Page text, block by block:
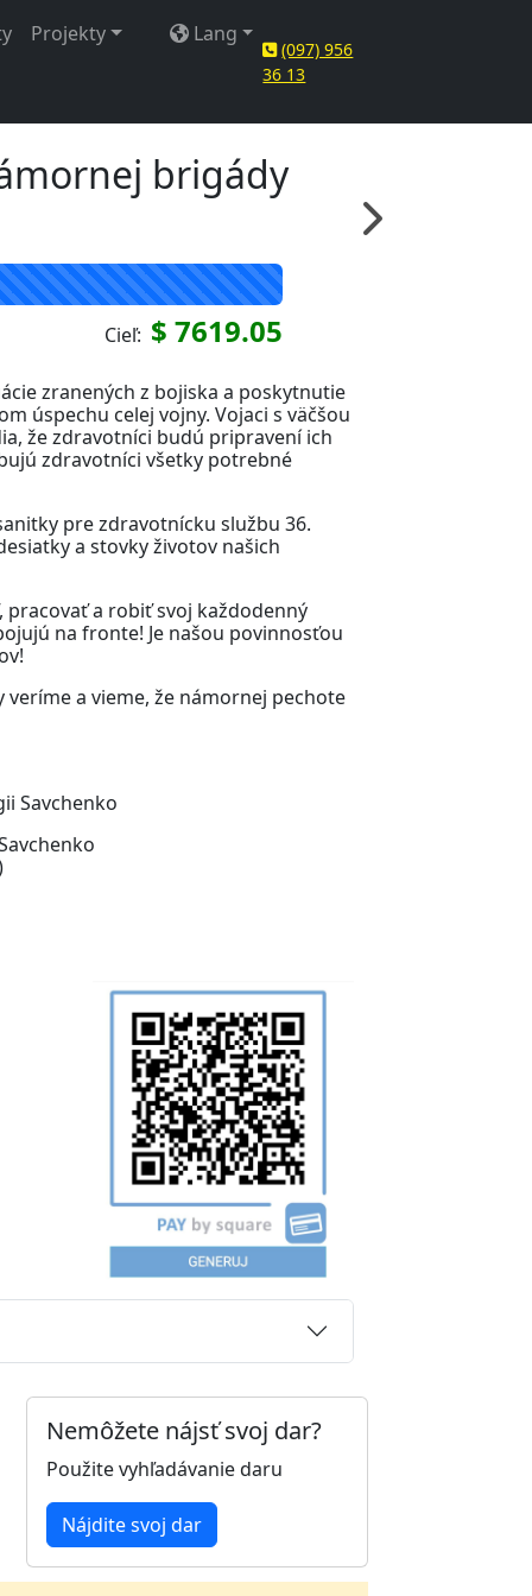
Projekty Lang
(097) 956
36 13
brigády
Cieľ: $ 7619.05
zranených z bojiska a poskytnutie
úspechu celej vojny. Vojaci s väčšou
že zdravotníci budú pripravení ich
zdravotníci všetky potrebné
pre zdravotnícku službu 36.
a stovky životov našich
pracovať a robiť svoj každodenný
na fronte! Je našou povinnosťou
a vieme, že námornej pechote
Savchenko
Nemôžete nájsť svoj dar?
Použite vyhľadávanie daru
Nájdite svoj dar